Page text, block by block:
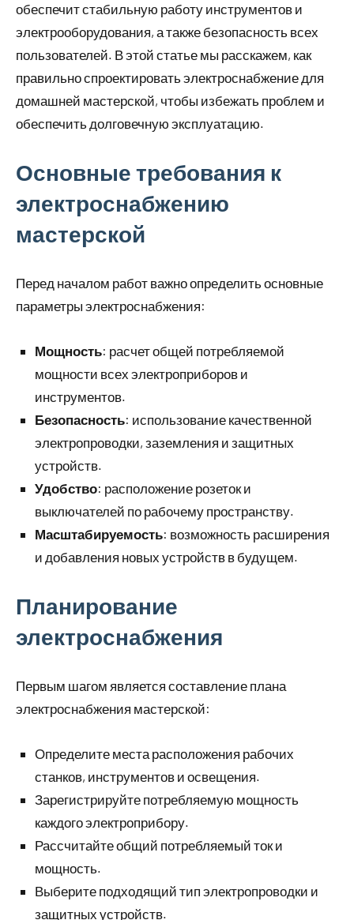
обеспечит стабильную работу инструментов и
электрооборудования, а также безопасность всех
пользователей. В этой статье мы расскажем, как
правильно спроектировать электроснабжение для
домашней мастерской, чтобы избежать проблем и
обеспечить долговечную эксплуатацию.
Основные требования к
электроснабжению
мастерской
Перед началом работ важно определить основные
параметры электроснабжения:
Мощность: расчет общей потребляемой
мощности всех электроприборов и
инструментов.
Безопасность: использование качественной
электропроводки, заземления и защитных
устройств.
Удобство: расположение розеток и
выключателей по рабочему пространству.
Масштабируемость: возможность расширения
и добавления новых устройств в будущем.
Планирование
электроснабжения
Первым шагом является составление плана
электроснабжения мастерской:
Определите места расположения рабочих
станков, инструментов и освещения.
Зарегистрируйте потребляемую мощность
каждого электроприбору.
Рассчитайте общий потребляемый ток и
мощность.
Выберите подходящий тип электропроводки и
защитных устройств.